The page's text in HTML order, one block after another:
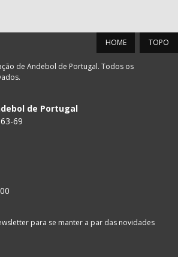
TOPO
HOME
de Andebol de Portugal. Todos os
de Portugal
69
para se manter a par das novidades